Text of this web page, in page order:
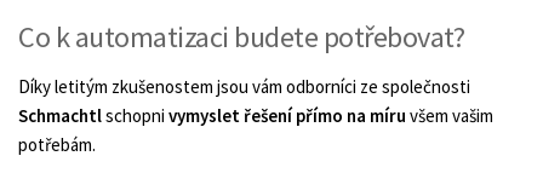
Co k automatizaci budete potřebovat?
Díky letitým zkušenostem jsou vám odborníci ze společnosti
Schmachtlschopni vymyslet řešení přímo na míru všem vašim
potřebám.